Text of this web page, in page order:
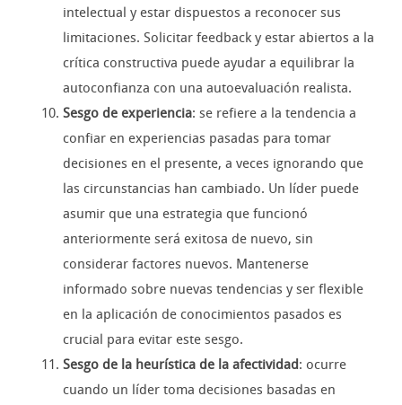
intelectual y estar dispuestos a reconocer sus
limitaciones. Solicitar feedback y estar abiertos a la
crítica constructiva puede ayudar a equilibrar la
autoconfianza con una autoevaluación realista.
Sesgo de experiencia: se refiere a la tendencia a
confiar en experiencias pasadas para tomar
decisiones en el presente, a veces ignorando que
las circunstancias han cambiado. Un líder puede
asumir que una estrategia que funcionó
anteriormente será exitosa de nuevo, sin
considerar factores nuevos. Mantenerse
informado sobre nuevas tendencias y ser flexible
en la aplicación de conocimientos pasados es
crucial para evitar este sesgo.
Sesgo de la heurística de la afectividad: ocurre
cuando un líder toma decisiones basadas en